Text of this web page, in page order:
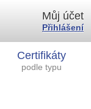
Certifikáty
podle typu
Můj účet
Přihlášení